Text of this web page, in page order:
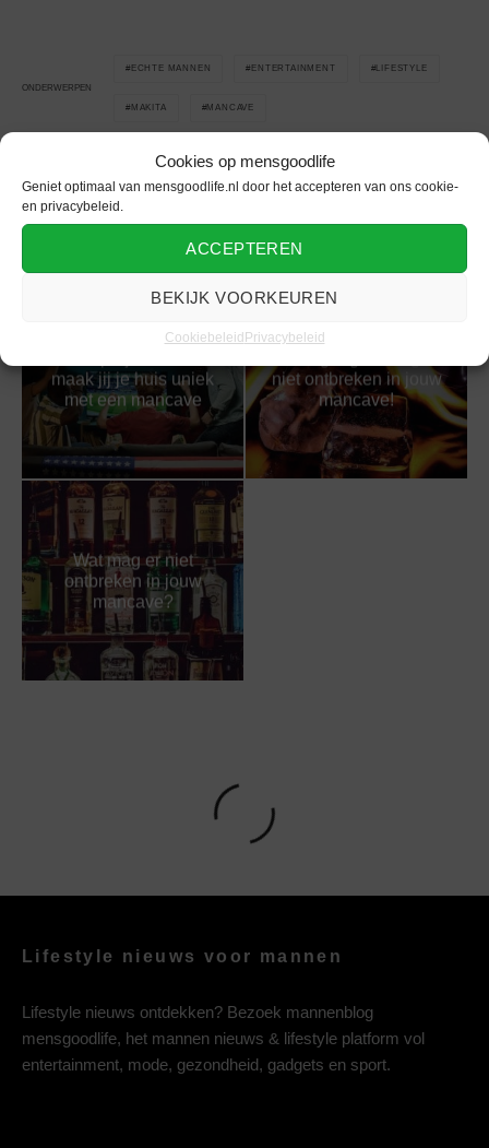
Cookies op mensgoodlife
Geniet optimaal van mensgoodlife.nl door het accepteren van ons cookie-
en privacybeleid.
ACCEPTEREN
BEKIJK VOORKEUREN
Cookiebeleid Privacybeleid
ONDERWERPEN
ECHTE MANNEN ENTERTAINMENT LIFESTYLE
MAKITA MANCAVE
Gerelateerd
maak jij je huis uniek
met een mancave
niet ontbreken in jouw
mancave!
Wat mag er niet
ontbreken in jouw
mancave?
Lifestyle nieuws voor mannen
Lifestyle nieuws ontdekken? Bezoek mannenblog
mensgoodlife, het mannen nieuws & lifestyle platform vol
entertainment, mode, gezondheid, gadgets en sport.